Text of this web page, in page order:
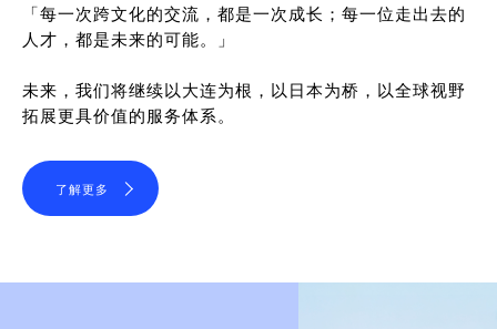
「每一次跨文化的交流，都是一次成长；每一位走出去的
人才，都是未来的可能。」
未来，我们将继续以大连为根，以日本为桥，以全球视野
拓展更具价值的服务体系。
了解更多